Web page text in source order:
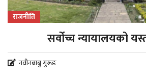
राजनीति
सर्वोच्च न्यायालयको
नवीनबाबु गुरूङ